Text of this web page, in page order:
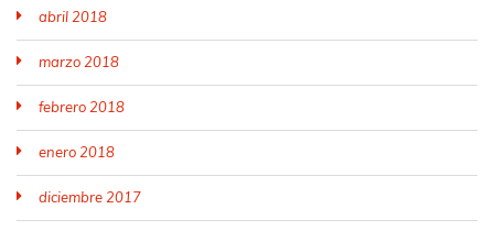
abril 2018
marzo 2018
febrero 2018
enero 2018
diciembre 2017